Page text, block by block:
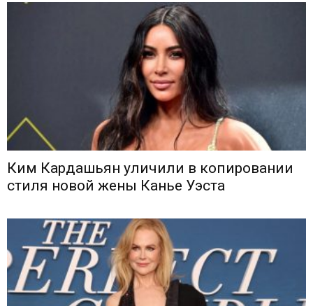
Ким Кардашьян уличили в копировании
стиля новой жены Канье Уэста